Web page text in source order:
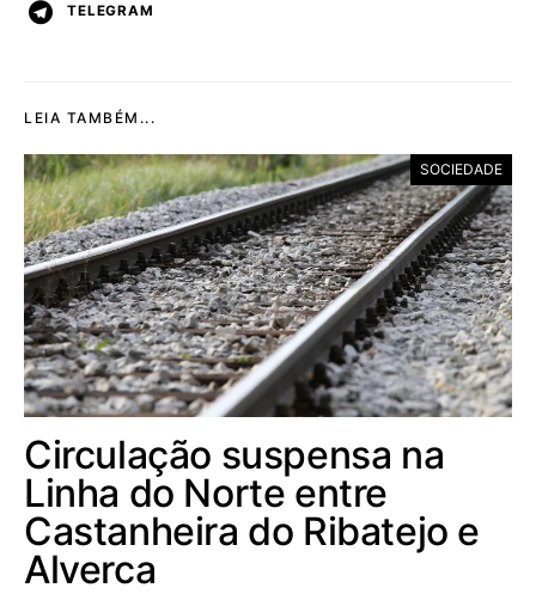
TELEGRAM
LEIA TAMBÉM...
SOCIEDADE
Circulação suspensa na
Linha do Norte entre
Castanheira do Ribatejo e
Alverca